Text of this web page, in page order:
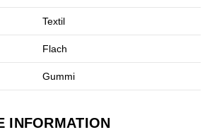
Textil
Flach
Gummi
INFORMATION